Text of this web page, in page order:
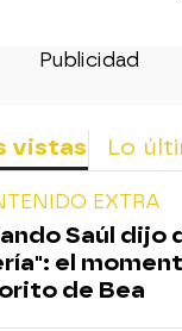
vistas Lo
EXTRA
Saúl dijo
el
de Bea